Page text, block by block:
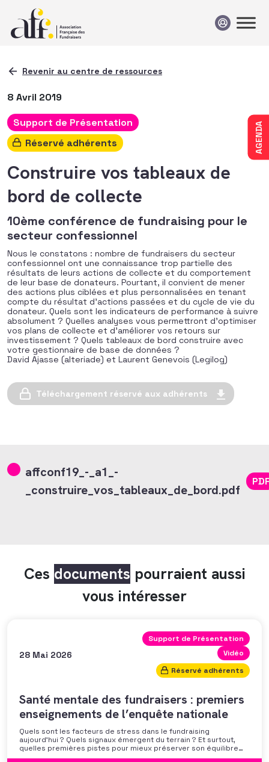
AGENDA
Revenir au centre de ressources
8 Avril 2019
Support de Présentation
Réservé adhérents
Construire vos tableaux de
bord de collecte
10ème conférence de fundraising pour le
secteur confessionnel
Nous le constatons : nombre de fundraisers du secteur
confessionnel ont une connaissance trop partielle des
résultats de leurs actions de collecte et du comportement
de leur base de donateurs. Pourtant, il convient de mener
des actions plus ciblées et plus personnalisées en tenant
compte du résultat d’actions passées et du cycle de vie du
donateur. Quels sont les indicateurs de performance à suivre
absolument ? Quelles analyses vous permettront d’optimiser
vos plans de collecte et d’améliorer vos retours sur
investissement ? Quels tableaux de bord construire avec
votre gestionnaire de base de données ?
David Ajasse (alteriade) et Laurent Genevois (Legilog)
Téléchargement réservé aux adhérents
affconf19_-_a1_-
_construire_vos_tableaux_de_bord.pdf
Ces documents pourraient aussi
vous intéresser
28 Mai 2026
Support de Présentation
Vidéo
Réservé adhérents
Santé mentale des fundraisers : premiers
enseignements de l’enquête nationale
Quels sont les facteurs de stress dans le fundraising
aujourd’hui ? Quels signaux émergent du terrain ? Et surtout,
quelles premières pistes pour mieux préserver son équilibre
professionnel ? L’AFF vous propose un webinaire pour découvrir